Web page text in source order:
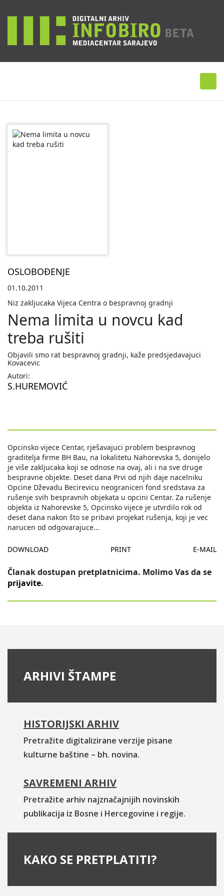
OSLOBOĐENJE
01.10.2011
Niz zakljucaka Vijeca Centra o bespravnoj gradnji
Nema limita u novcu kad
treba rušiti
Objavili smo rat bespravnoj gradnji, kaže predsjedavajuci
Kovacevic
Autori:
S.HUREMOVIĆ
Opcinsko vijece Centar, rješavajuci problem bespravnog
graditelja firme BH Bau, na lokalitetu Nahorevska 5, donijelo
je više zakljucaka koji se odnose na ovaj, ali i na sve druge
bespravne objekte. Deset dana Prvi od njih daje nacelniku
Opcine Dževadu Becirevicu neogranicen fond sredstava za
rušenje svih bespravnih objekata u opcini Centar. Za rušenje
objekta iz Nahorevske 5, Opcinsko vijece je utvrdilo rok od
deset dana nakon što se pribavi projekat rušenja, koji je vec
narucen od odgovarajuce...
DOWNLOAD PRINT E-MAIL
Članak dostupan pretplatnicima. Molimo Vas da se
prijavite.
ARHIVI ŠTAMPE
HISTORIJSKI ARHIV
Pretražite digitalizirane verzije pisane
kulturne baštine – bh. novina.
SAVREMENI ARHIV
Pretražite arhiv najznačajnijih novinskih
publikacija iz Bosne i Hercegovine i regije.
KAKO SE PRETPLATITI?